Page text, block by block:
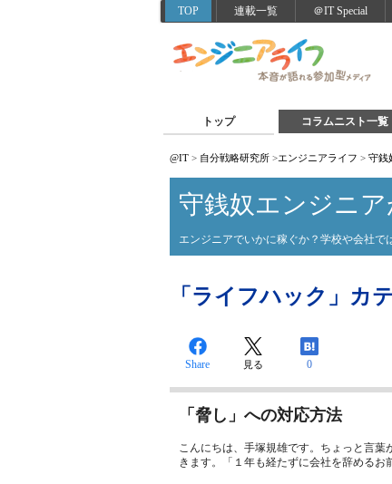
TOP 連載一覧 ＠IT Special
トップ コラムニスト一覧
@IT > 自分戦略研究所 >エンジニアライフ > 守銭
守銭奴エンジニ
エンジニアでいかに稼ぐか？学校や会社
「ライフハック」カ
Share 見る 0
「脅し」への対応方法
こんにちは、手塚規雄です。ちょっと言
きます。「１年も経たずに会社を辞める